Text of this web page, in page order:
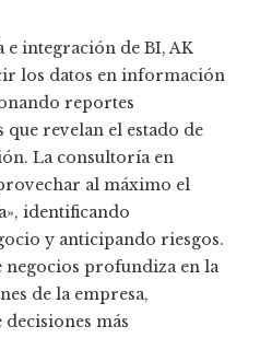
e integración de BI, AK
los datos en información
reportes
revelan el estado de
La consultoría en
al máximo el
identificando
y anticipando riesgos.
negocios profundiza en la
de la empresa,
más